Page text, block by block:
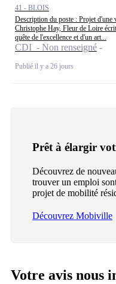
41 - BLOIS
Description du poste : Projet d'une
Christophe Hay, Fleur de Loire
quête de l'excellence et d'un art...
CDI - Non renseigné
Publié il y a 26 jours
Prêt à élargir
Découvrez de
trouver un emploi
projet de mobilité
Découvrez Mobiville
Votre avis nous